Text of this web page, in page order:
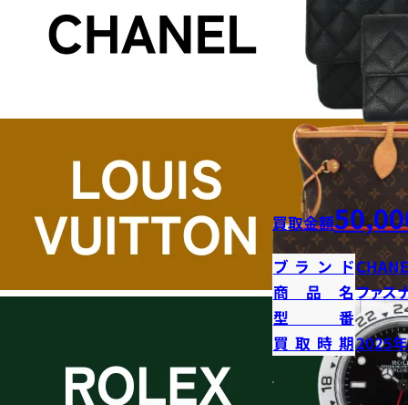
買取金額
ブランド
商品名ファス
型番
買取時期2025